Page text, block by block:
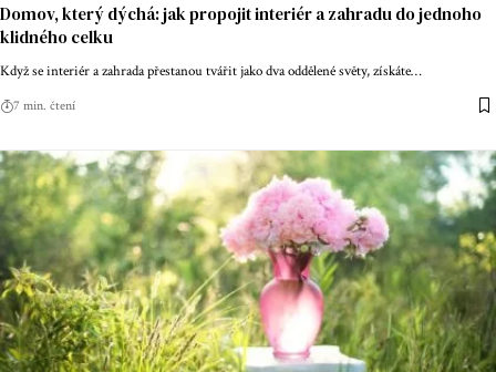
Domov, který dýchá: jak propojit interiér a zahradu do jednoho
klidného celku
Když se interiér a zahrada přestanou tvářit jako dva oddělené světy, získáte…
7 min. čtení